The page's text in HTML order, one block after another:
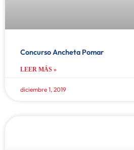
Concurso Ancheta Pomar
LEER MÁS »
diciembre 1, 2019